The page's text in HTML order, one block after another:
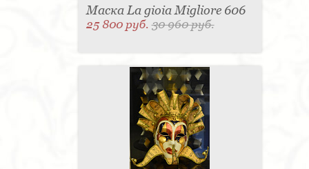
Маска La gioia Migliore 606
25 800 руб.30 960 руб.